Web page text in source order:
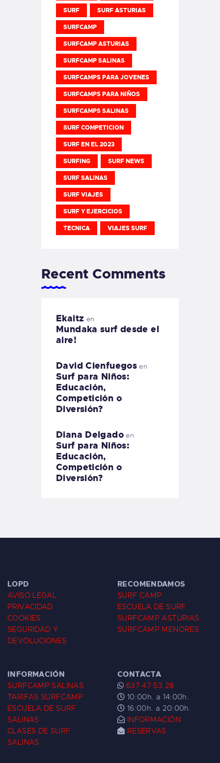
SURF SURF ASTURIAS
SURFCAMP
SURFCAMP ASTURIAS
SURFCAMP SALINAS
SURFCAMPS PARA JOVENES
SURFCAMPS PARA NIÑOS
SURFCAMPS SALINAS
SURF COMPETICION
SURF EN EL 2023
SURFING SURF NEWS
SURF SALINAS
SURF VIAJES
SURF Y EJERCICIOS
TECNICA VIAJES SURF
Recent Comments
Ekaitz en
Mundaka surf desde el
aire!
David Cienfuegos en
Surf para Niños:
Educación,
Competición o
Diversión?
Diana Delgadoen
Surf para Niños:
Educación,
Competición o
Diversión?
LOPD
AVISO LEGAL
PRIVACIDAD
COOKIES
SEGURIDAD Y
DEVOLUCIONES
RECOMENDAMOS
SURF CAMP
ESCUELA DE SURF
SURFCAMP ASTURIAS
SURFCAMP MENORES
INFORMACIÓN
SURFCAMP SALINAS
TARIFAS SURFCAMP
ESCUELA DE SURF
SALINAS
CLASES DE SURF
SALINAS
CONTACTA
637 47 53 28
10:00h. a 14:00h.
16:00h. a 20:00h.
INFORMACIÓN
RESERVAS